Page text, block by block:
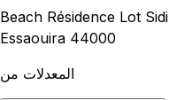
Beach Résidence Lot
Essaouira 44000
المعدلات من